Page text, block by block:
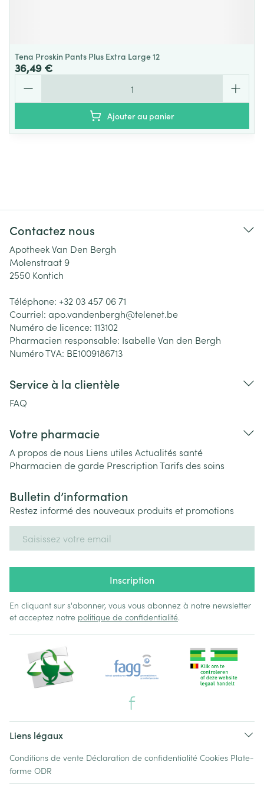
Tena Proskin Pants Plus Extra Large 12
36,49 €
Ajouter au panier
Contactez nous
Apotheek Van Den Bergh
Molenstraat 9
2550 Kontich
Téléphone: +32 03 457 06 71
Courriel: apo.vandenbergh@telenet.be
Numéro de licence: 113102
Pharmacien responsable: Isabelle Van den Bergh
Numéro TVA: BE1009186713
Service à la clientèle
FAQ
Votre pharmacie
A propos de nous Liens utiles Actualités santé
Pharmacien de garde PrescriptionTarifs des soins
Bulletin d’information
Restez informé des nouveaux produits et promotions
Inscription
En cliquant sur s'abonner, vous vous abonnez à notre newsletter
et acceptez notre politique de confidentialité.
Liens légaux
Conditions de vente Déclaration de confidentialité Cookies Plate-
forme ODR